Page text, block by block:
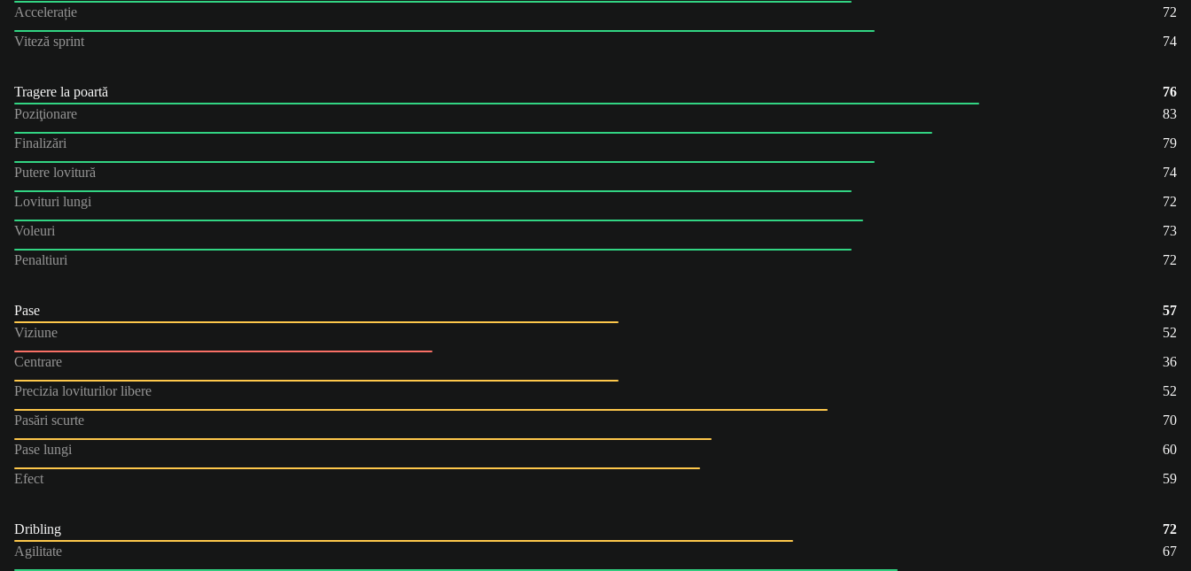
Accelerație
72
Viteză sprint
74
Tragere la poartă
76
Poziţionare
83
Finalizări
79
Putere lovitură
74
Lovituri lungi
72
Voleuri
73
Penaltiuri
72
Pase
57
Viziune
52
Centrare
36
Precizia loviturilor libere
52
Pasări scurte
70
Pase lungi
60
Efect
59
Dribling
72
Agilitate
67